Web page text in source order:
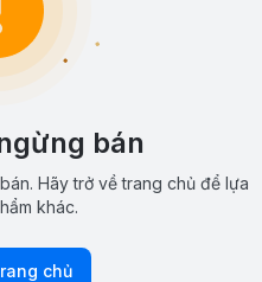
bán
Hãy trở về trang chủ để lựa
khác.
chủ